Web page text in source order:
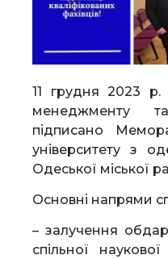
11 грудня 2023 р.
менеджменту
підписано
університету з
Одеської міської
Основні напрями
– залучення
спільної